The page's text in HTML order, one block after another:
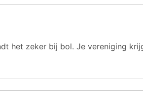
het zeker bij bol. Je vereniging